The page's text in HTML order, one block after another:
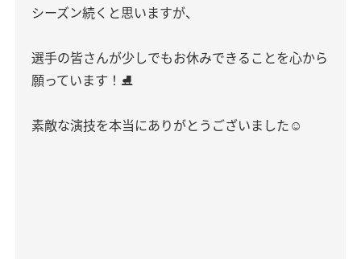
シーズン続くと思いますが、
選手の皆さんが少しでもお休みできることを心から
願っています！⛸️
素敵な演技を本当にありがとうございました☺️